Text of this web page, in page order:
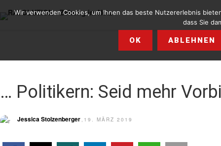
… Politikern: Seid mehr
Jessica Stolzenberger ,19. MÄRZ 2019
Wir verwenden Cookies, um Ihnen das beste Nutzererlebnis
dass Sie
OK ABLEHNEN